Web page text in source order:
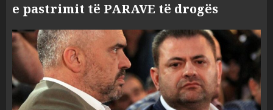
e pastrimit të PARAVE të drogës